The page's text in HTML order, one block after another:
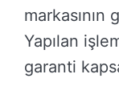
markasının
Yapılan
garanti